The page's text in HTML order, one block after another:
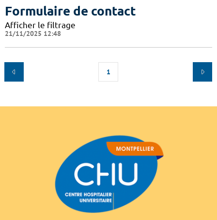
Formulaire de contact
Afficher le filtrage
21/11/2025 12:48
1